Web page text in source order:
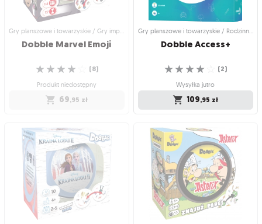
Wysyłka jutro Wysyłka jutro
69,95 zł
Gry planszowe i towarzyskie / Gry imprezowe i towarzyskie
Dobble MarvelEmoji
☆
☆
☆
☆ (8)
Produkt niedostępny
69,95 zł
imprezowe i towarzyskie
Dobble Marvel Emoji
Szukaj par wśród superbohaterów i
ich atrybutów!
☆
☆
☆
☆
☆ (8)
Produkt niedostępny
Gry planszowe i towarzyskie / Rodzinne gry planszowe
DobbleAccess+
☆
☆
☆
☆ (2)
Wysyłka jutro
109,95 zł
Rodzinne gry planszowe
Dobble Access+
Gra stworzona, by stymulować nasze
funkcje poznawcze
☆
☆
☆
☆
☆ (2)
Wysyłka jutro